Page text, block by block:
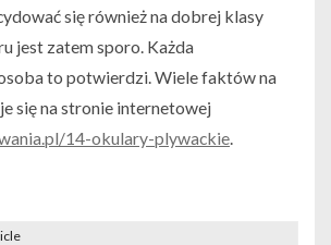
się również na dobrej klasy
jest zatem sporo. Każda
to potwierdzi. Wiele faktów na
się na stronie internetowej
14-okulary-plywackie.